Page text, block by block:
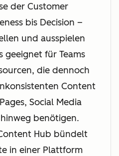
der Customer
bis Decision –
und ausspielen
geeignet für Teams
die dennoch
Content
Social Media
benötigen.
Hub bündelt
in einer Plattform